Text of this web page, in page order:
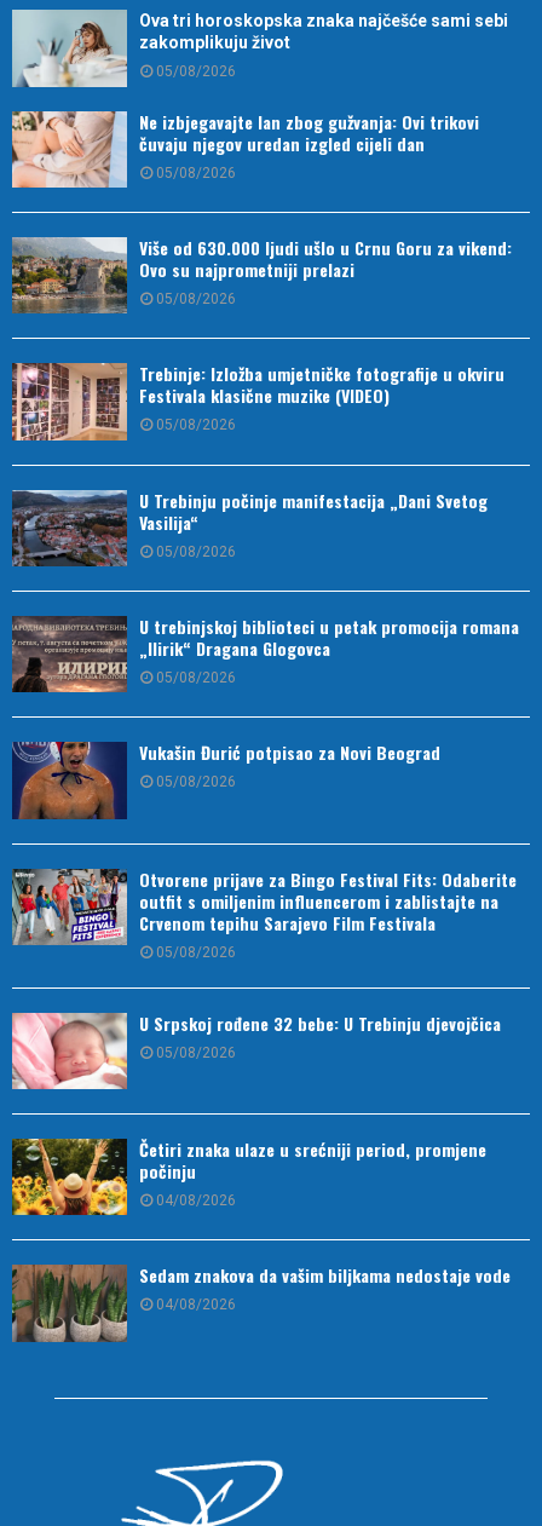
Ova tri horoskopska znaka najčešće sami sebi
zakomplikuju život
05/08/2026
Ne izbjegavajte lan zbog gužvanja: Ovi trikovi
čuvaju njegov uredan izgled cijeli dan
05/08/2026
Više od 630.000 ljudi ušlo u Crnu Goru za vikend:
Ovo su najprometniji prelazi
05/08/2026
Trebinje: Izložba umjetničke fotografije u okviru
Festivala klasične muzike (VIDEO)
05/08/2026
U Trebinju počinje manifestacija „Dani Svetog
Vasilija“
05/08/2026
U trebinjskoj biblioteci u petak promocija romana
„Ilirik“ Dragana Glogovca
05/08/2026
Vukašin Đurić potpisao za Novi Beograd
05/08/2026
Otvorene prijave za Bingo Festival Fits: Odaberite
outfit s omiljenim influencerom i zablistajte na
Crvenom tepihu Sarajevo Film Festivala
05/08/2026
U Srpskoj rođene 32 bebe: U Trebinju djevojčica
05/08/2026
Četiri znaka ulaze u srećniji period, promjene
počinju
04/08/2026
Sedam znakova da vašim biljkama nedostaje vode
04/08/2026